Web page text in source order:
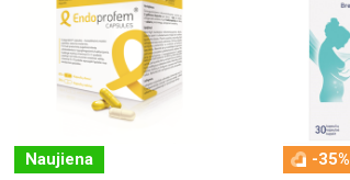
Naujiena -35%